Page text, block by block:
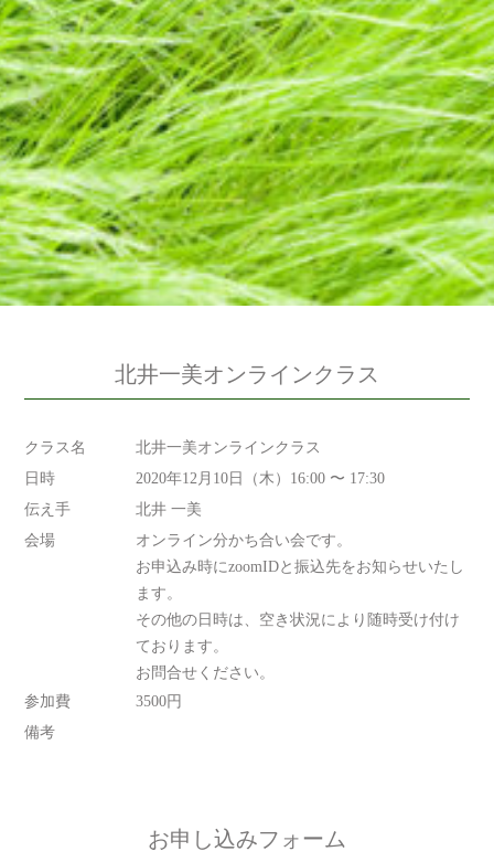
北井一美オンラインクラス
クラス名
北井一美オンラインクラス
日時
2020年12月10日（木）16:00 〜 17:30
伝え手
北井 一美
会場
オンライン分かち合い会です。
お申込み時にzoomIDと振込先をお知らせいたし
ます。
その他の日時は、空き状況により随時受け付け
ております。
お問合せください。
参加費
3500円
備考
お申し込みフォーム